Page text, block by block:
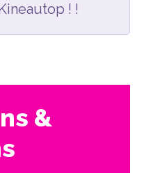
! !
&